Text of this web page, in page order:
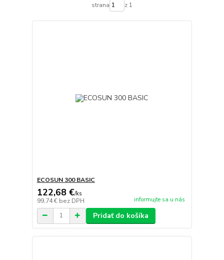
strana z 1
ECOSUN 300 BASIC
122,68 €/ks
99,74 € bez DPH informujte sa u nás
Pridať do košíka